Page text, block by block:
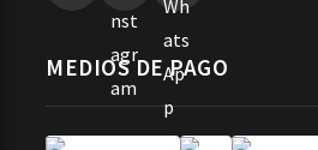
MEDIOS DE PAGO